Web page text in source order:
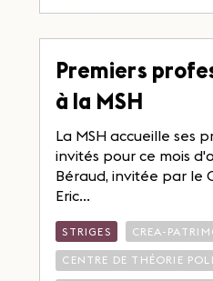
Premiers
à la MSH
La MSH accueille ses
invités pour ce mois
Béraud, invitée par le
Eric...
STRIGES CREA-
CENTRE DE THÉORIE